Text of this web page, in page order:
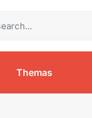
Themas